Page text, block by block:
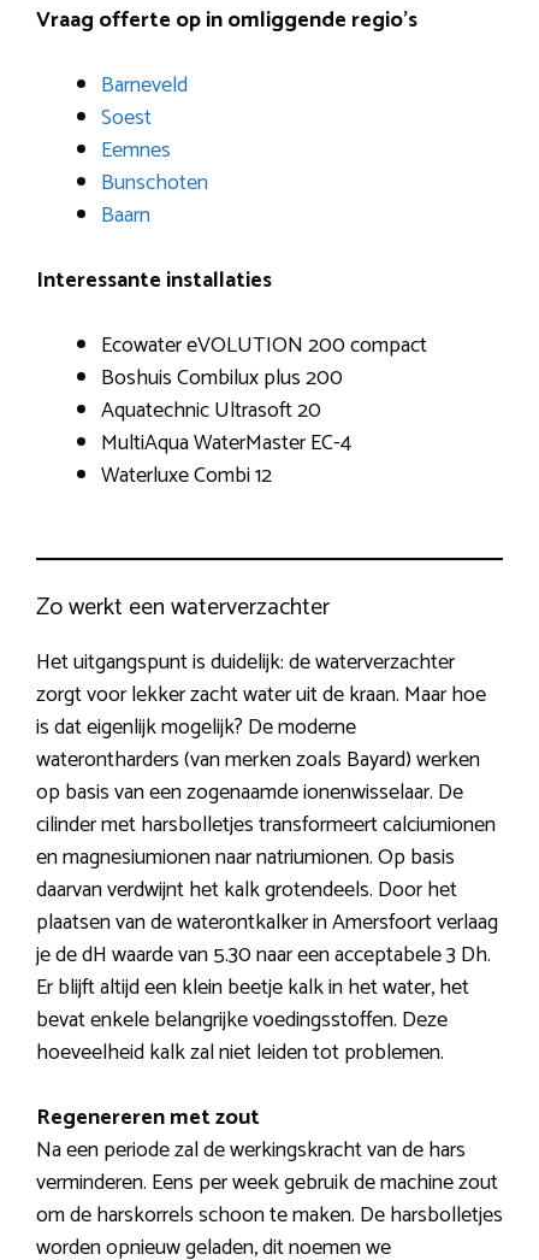
Vraag offerte op in omliggende regio’s
Barneveld
Soest
Eemnes
Bunschoten
Baarn
Interessante installaties
Ecowater eVOLUTION 200 compact
Boshuis Combilux plus 200
Aquatechnic Ultrasoft 20
MultiAqua WaterMaster EC-4
Waterluxe Combi 12
Zo werkt een waterverzachter
Het uitgangspunt is duidelijk: de waterverzachter
zorgt voor lekker zacht water uit de kraan. Maar hoe
is dat eigenlijk mogelijk? De moderne
waterontharders (van merken zoals Bayard) werken
op basis van een zogenaamde ionenwisselaar. De
cilinder met harsbolletjes transformeert calciumionen
en magnesiumionen naar natriumionen. Op basis
daarvan verdwijnt het kalk grotendeels. Door het
plaatsen van de waterontkalker in Amersfoort verlaag
je de dH waarde van 5.30 naar een acceptabele 3 Dh.
Er blijft altijd een klein beetje kalk in het water, het
bevat enkele belangrijke voedingsstoffen. Deze
hoeveelheid kalk zal niet leiden tot problemen.
Regenereren met zout
Na een periode zal de werkingskracht van de hars
verminderen. Eens per week gebruik de machine zout
om de harskorrels schoon te maken. De harsbolletjes
worden opnieuw geladen, dit noemen we